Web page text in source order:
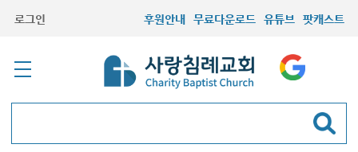
로그인 후원안내 무료다운로드 유튜브 팟캐스트